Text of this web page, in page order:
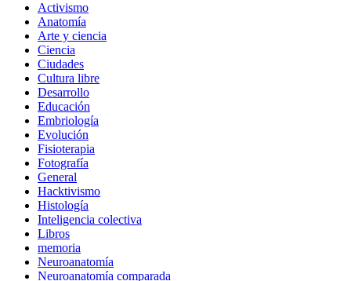
Activismo
Anatomía
Arte y ciencia
Ciencia
Ciudades
Cultura libre
Desarrollo
Educación
Embriología
Evolución
Fisioterapia
Fotografía
General
Hacktivismo
Histología
Inteligencia colectiva
Libros
memoria
Neuroanatomía
Neuroanatomía comparada